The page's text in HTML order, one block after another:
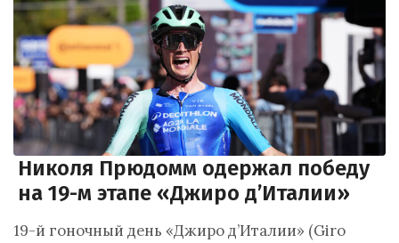
Николя Прюдомм одержал победу
на 19-м этапе «Джиро д’Италии»
19-й гоночный день «Джиро д’Италии» (Giro